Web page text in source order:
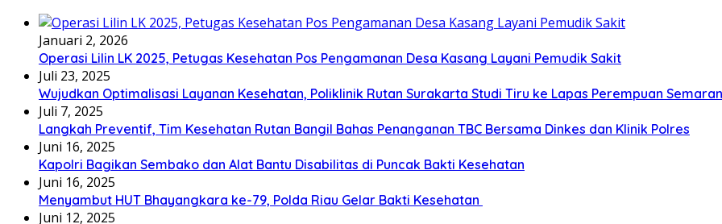
Januari 2, 2026
Operasi Lilin LK 2025, Petugas Kesehatan Pos Pengamanan Desa Kasang Layani Pemudik Sakit
Juli 23, 2025
Wujudkan Optimalisasi Layanan Kesehatan, Poliklinik Rutan Surakarta Studi Tiru ke Lapas Perempuan
Juli 7, 2025
Langkah Preventif, Tim Kesehatan Rutan Bangil Bahas Penanganan TBC Bersama Dinkes dan Klinik Polres
Juni 16, 2025
Kapolri Bagikan Sembako dan Alat Bantu Disabilitas di Puncak Bakti Kesehatan
Juni 16, 2025
Menyambut HUT Bhayangkara ke-79, Polda Riau Gelar Bakti Kesehatan
Juni 12, 2025